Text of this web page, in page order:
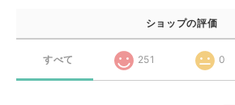
ショップの評価
すべて 251 0